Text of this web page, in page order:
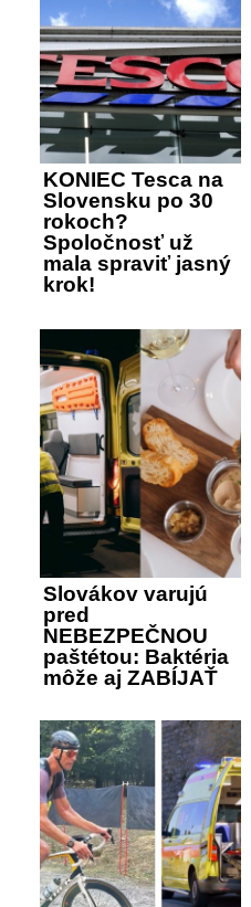
KONIEC Tesca na
Slovensku po 30
rokoch?
Spoločnosť už
mala spraviť jasný
krok!
Slovákov varujú
pred
NEBEZPEČNOU
paštétou: Baktéria
môže aj ZABÍJAŤ